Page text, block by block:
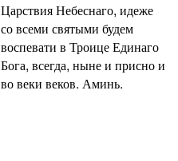
Царствия Небеснаго, идеже
со всеми святыми будем
воспевати в Троице Единаго
Бога, всегда, ныне и присно и
во веки веков. Аминь.